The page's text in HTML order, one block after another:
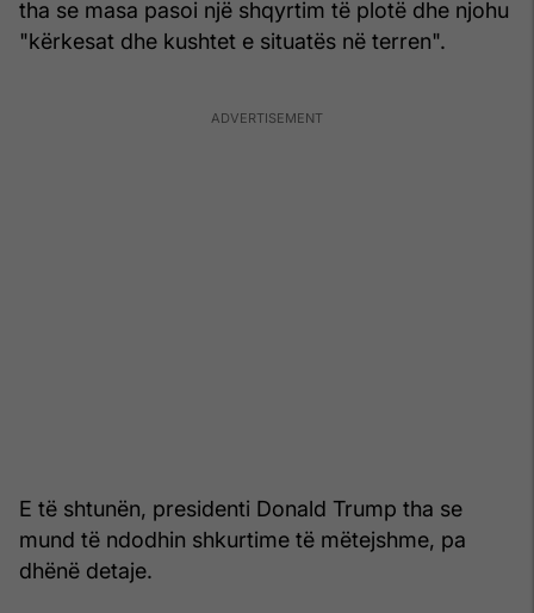
tha se masa pasoi një shqyrtim të plotë dhe njohu
"kërkesat dhe kushtet e situatës në terren".
E të shtunën, presidenti Donald Trump tha se
mund të ndodhin shkurtime të mëtejshme, pa
dhënë detaje.